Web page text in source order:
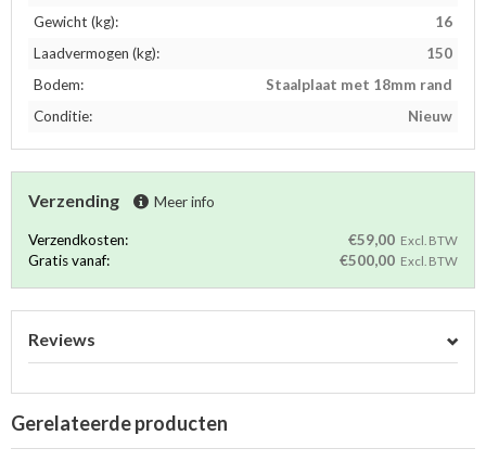
Gewicht (kg):
16
Laadvermogen (kg):
150
Bodem:
Staalplaat met 18mm rand
Conditie:
Nieuw
Verzending Meer info
Verzendkosten: €59,00 Excl. BTW
Gratis vanaf: €500,00 Excl. BTW
Reviews
Gerelateerde producten